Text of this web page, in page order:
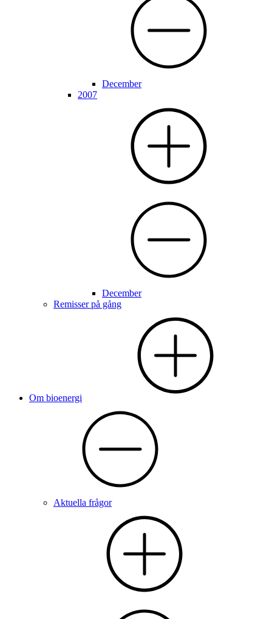
December
2007
December
Remisser på gång
Om bioenergi
Aktuella frågor